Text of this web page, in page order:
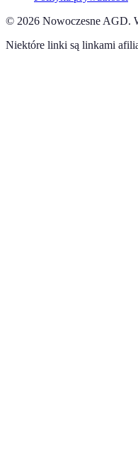
© 2026 Nowoczesne AGD.
Niektóre linki są linkami